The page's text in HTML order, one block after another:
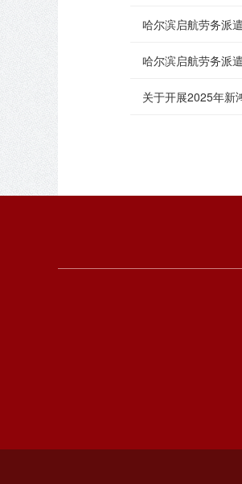
哈尔滨启航劳务派
哈尔滨启航劳务派
关于开展2025年新